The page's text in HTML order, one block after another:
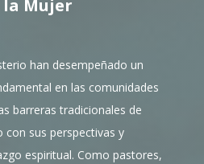
Mujer
han desempeñado un
en las comunidades
barreras tradicionales de
con sus perspectivas y
espiritual. Como pastores,